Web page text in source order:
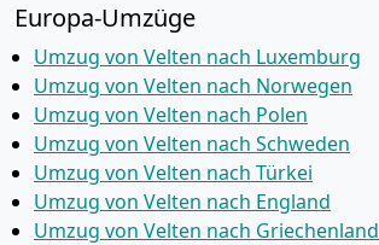
Europa-Umzüge
Umzug von Velten nach Luxemburg
Umzug von Velten nach Norwegen
Umzug von Velten nach Polen
Umzug von Velten nach Schweden
Umzug von Velten nach Türkei
Umzug von Velten nach England
Umzug von Velten nach Griechenland